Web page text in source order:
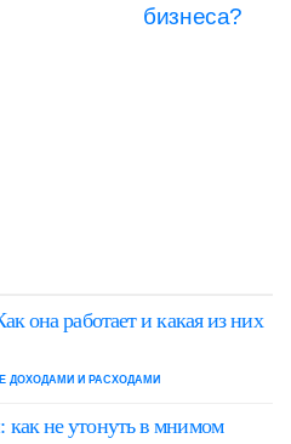
бизнеса?
она работает и какая из них
ДОХОДАМИ И РАСХОДАМИ
не утонуть в мнимом